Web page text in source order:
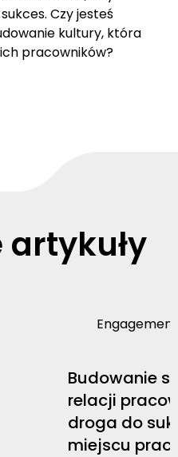
Czy jesteś
kultury, która
pracowników?
artykuły
Engagement
Budowanie
relacji
droga do
miejscu